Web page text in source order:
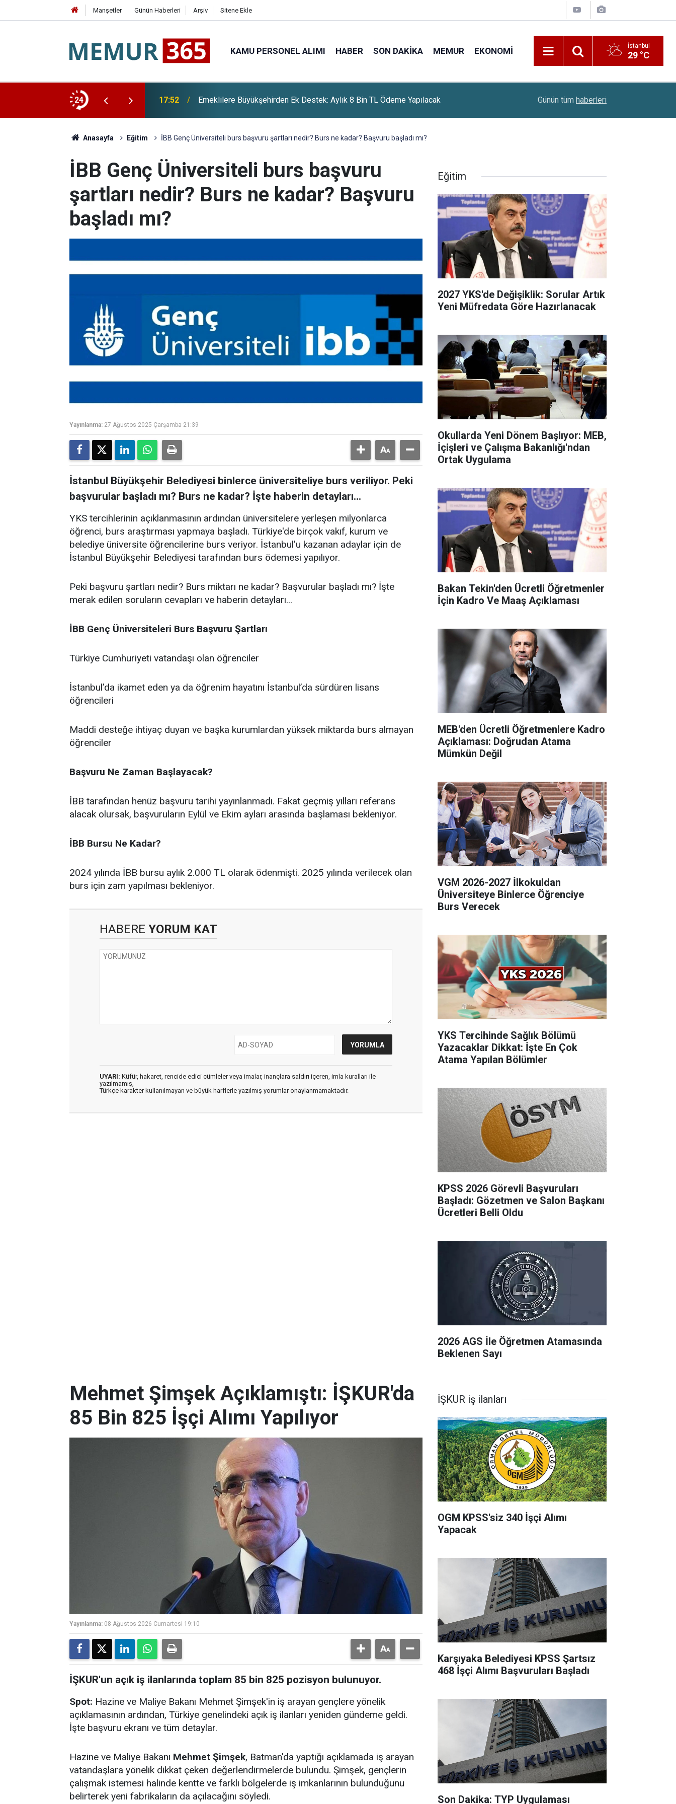
Manşetler Günün Haberleri Arşiv Sitene Ekle
KAMU PERSONEL ALIMI HABER SON DAKIKA MEMUR EKONOMI İstanbul
29 °C
24 17:52 Emeklilere Büyükşehirden Ek Destek: Aylık 8 Bin TL Ödeme Yapılacak
Bekleniyor
Günün tüm haberleri
Anasayfa Eğitim İBB Genç Üniversiteli burs başvuru şartları nedir? Burs ne kadar? Başvuru başladı mı?
İBB Genç Üniversiteli burs başvuru
şartları nedir? Burs ne kadar? Başvuru
başladı mı?
Yayınlanma: 27 Ağustos 2025 Çarşamba 21:39
İstanbul Büyükşehir Belediyesi binlerce üniversiteliye burs veriliyor. Peki
başvurular başladı mı? Burs ne kadar? İşte haberin detayları...
YKS tercihlerinin açıklanmasının ardından üniversitelere yerleşen milyonlarca
öğrenci, burs araştırması yapmaya başladı. Türkiye'de birçok vakıf, kurum ve
belediye üniversite öğrencilerine burs veriyor. İstanbul'u kazanan adaylar için de
İstanbul Büyükşehir Belediyesi tarafından burs ödemesi yapılıyor.
Peki başvuru şartları nedir? Burs miktarı ne kadar? Başvurular başladı mı? İşte
merak edilen soruların cevapları ve haberin detayları...
İBB Genç Üniversiteleri Burs Başvuru Şartları
Türkiye Cumhuriyeti vatandaşı olan öğrenciler
İstanbul’da ikamet eden ya da öğrenim hayatını İstanbul’da sürdüren lisans
öğrencileri
Maddi desteğe ihtiyaç duyan ve başka kurumlardan yüksek miktarda burs almayan
öğrenciler
Başvuru Ne Zaman Başlayacak?
İBB tarafından henüz başvuru tarihi yayınlanmadı. Fakat geçmiş yılları referans
alacak olursak, başvuruların Eylül ve Ekim ayları arasında başlaması bekleniyor.
İBB Bursu Ne Kadar?
2024 yılında İBB bursu aylık 2.000 TL olarak ödenmişti. 2025 yılında verilecek olan
burs için zam yapılması bekleniyor.
HABERE YORUM KAT
UYARI: Küfür, hakaret, rencide edici cümleler veya imalar, inançlara saldırı içeren, imla kuralları ile
yazılmamış,
Türkçe karakter kullanılmayan ve büyük harflerle yazılmış yorumlar onaylanmamaktadır.
Eğitim
2027 YKS'de Değişiklik: Sorular Artık
Yeni Müfredata Göre Hazırlanacak
Okullarda Yeni Dönem Başlıyor: MEB,
İçişleri ve Çalışma Bakanlığı'ndan
Ortak Uygulama
Bakan Tekin'den Ücretli Öğretmenler
İçin Kadro Ve Maaş Açıklaması
MEB'den Ücretli Öğretmenlere Kadro
Açıklaması: Doğrudan Atama
Mümkün Değil
VGM 2026-2027 İlkokuldan
Üniversiteye Binlerce Öğrenciye
Burs Verecek
YKS Tercihinde Sağlık Bölümü
Yazacaklar Dikkat: İşte En Çok
Atama Yapılan Bölümler
KPSS 2026 Görevli Başvuruları
Başladı: Gözetmen ve Salon Başkanı
Ücretleri Belli Oldu
2026 AGS İle Öğretmen Atamasında
Beklenen Sayı
Mehmet Şimşek Açıklamıştı: İŞKUR'da
85 Bin 825 İşçi Alımı Yapılıyor
Yayınlanma: 08 Ağustos 2026 Cumartesi 19:10
İŞKUR'un açık iş ilanlarında toplam 85 bin 825 pozisyon bulunuyor.
Spot: Hazine ve Maliye Bakanı Mehmet Şimşek'in iş arayan gençlere yönelik
açıklamasının ardından, Türkiye genelindeki açık iş ilanları yeniden gündeme geldi.
İşte başvuru ekranı ve tüm detaylar.
Hazine ve Maliye Bakanı Mehmet Şimşek, Batman'da yaptığı açıklamada iş arayan
vatandaşlara yönelik dikkat çeken değerlendirmelerde bulundu. Şimşek, gençlerin
çalışmak istemesi halinde kentte ve farklı bölgelerde iş imkanlarının bulunduğunu
belirterek yeni fabrikaların da açılacağını söyledi.
İŞKUR iş ilanları
OGM KPSS'siz 340 İşçi Alımı
Yapacak
Karşıyaka Belediyesi KPSS Şartsız
468 İşçi Alımı Başvuruları Başladı
Son Dakika: TYP Uygulaması